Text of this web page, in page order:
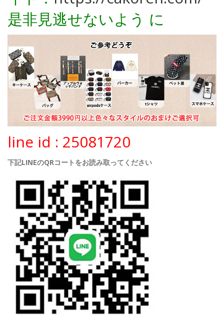
是非見逃せないよう に
line id : 25081720
下記LINEのQRコートをお読み取ってください